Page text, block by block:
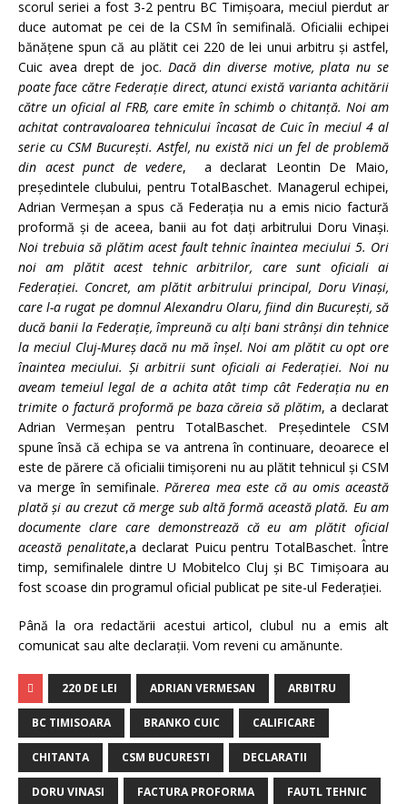
scorul seriei a fost 3-2 pentru BC Timişoara, meciul pierdut ar
duce automat pe cei de la CSM în semifinală. Oficialii echipei
bănăţene spun că au plătit cei 220 de lei unui arbitru şi astfel,
Cuic avea drept de joc.Dacă din diverse motive, plata nu se
poate face către Federaţie direct, atunci există varianta achitării
către un oficial al FRB, care emite în schimb o chitanţă. Noi am
achitat contravaloarea tehnicului încasat de Cuic în meciul 4 al
serie cu CSM Bucureşti. Astfel, nu există nici un fel de problemă
din acest punct de vedere,
a declarat Leontin De Maio,
preşedintele clubului, pentru TotalBaschet. Managerul echipei,
Adrian Vermeşan a spus că Federaţia nu a emis nicio factură
proformă şi de aceea, banii au fot daţi arbitrului Doru Vinaşi.
Noi trebuia să plătim acest fault tehnic înaintea meciului 5. Ori
noi am plătit acest tehnic arbitrilor, care sunt oficiali ai
Federaţiei. Concret, am plătit arbitrului principal, Doru Vinaşi,
care l-a rugat pe domnul Alexandru Olaru, fiind din Bucureşti, să
ducă banii la Federaţie, împreună cu alţi bani strânşi din tehnice
la meciul Cluj-Mureş dacă nu mă înşel. Noi am plătit cu opt ore
înaintea meciului. Şi arbitrii sunt oficiali ai Federaţiei. Noi nu
aveam temeiul legal de a achita atât timp cât Federaţia nu en
trimite o factură proformă pe baza căreia să plătim, a declarat
Adrian Vermeşan pentru TotalBaschet. Preşedintele CSM
spune însă că echipa se va antrena în continuare, deoarece el
este de părere că oficialii timişoreni nu au plătit tehnicul şi CSM
va merge în semifinale.Părerea mea este că au omis această
plată şi au crezut că merge sub altă formă această plată. Eu am
documente clare care demonstrează că eu am plătit oficial
această penalitate,a declarat Puicu pentru TotalBaschet. Între
timp, semifinalele dintre U Mobitelco Cluj şi BC Timişoara au
fost scoase din programul oficial publicat pe site-ul Federaţiei.
Până la ora redactării acestui articol, clubul nu a emis alt
comunicat sau alte declaraţii. Vom reveni cu amănunte.
220 DE LEI ADRIAN VERMESAN ARBITRU
BC TIMISOARA BRANKO CUIC CALIFICARE
CHITANTA CSM BUCURESTI DECLARATII
DORU VINASI FACTURA PROFORMA FAUTL TEHNIC